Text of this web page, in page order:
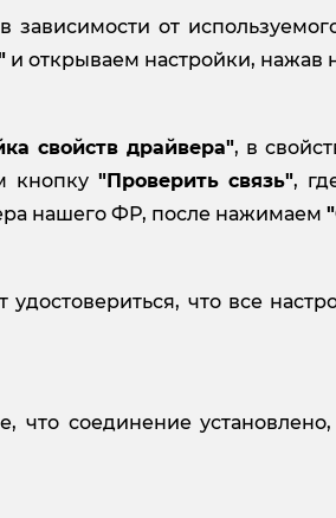
зависимости от
и открываем настройки, нажав
свойств драйвера", в
кнопку "Проверить связь",
нашего ФР, после нажимаем
что все
что соединение